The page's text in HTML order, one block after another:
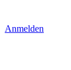
Anmelden